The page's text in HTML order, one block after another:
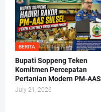
BERITA
Bupati Soppeng Teken
Komitmen Percepatan
Pertanian Modern PM-AAS
July 21, 2026